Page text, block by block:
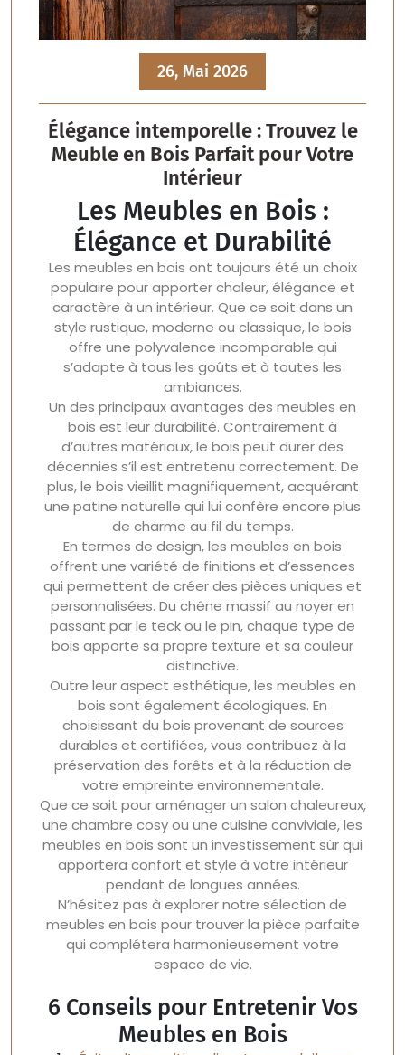
26, Mai 2026
Élégance intemporelle : Trouvez le
Meuble en Bois Parfait pour Votre
Intérieur
Les Meubles en Bois :
Élégance et Durabilité
Les meubles en bois ont toujours été un choix
populaire pour apporter chaleur, élégance et
caractère à un intérieur. Que ce soit dans un
style rustique, moderne ou classique, le bois
offre une polyvalence incomparable qui
s’adapte à tous les goûts et à toutes les
ambiances.
Un des principaux avantages des meubles en
bois est leur durabilité. Contrairement à
d’autres matériaux, le bois peut durer des
décennies s’il est entretenu correctement. De
plus, le bois vieillit magnifiquement, acquérant
une patine naturelle qui lui confère encore plus
de charme au fil du temps.
En termes de design, les meubles en bois
offrent une variété de finitions et d’essences
qui permettent de créer des pièces uniques et
personnalisées. Du chêne massif au noyer en
passant par le teck ou le pin, chaque type de
bois apporte sa propre texture et sa couleur
distinctive.
Outre leur aspect esthétique, les meubles en
bois sont également écologiques. En
choisissant du bois provenant de sources
durables et certifiées, vous contribuez à la
préservation des forêts et à la réduction de
votre empreinte environnementale.
Que ce soit pour aménager un salon chaleureux,
une chambre cosy ou une cuisine conviviale, les
meubles en bois sont un investissement sûr qui
apportera confort et style à votre intérieur
pendant de longues années.
N’hésitez pas à explorer notre sélection de
meubles en bois pour trouver la pièce parfaite
qui complétera harmonieusement votre
espace de vie.
6 Conseils pour Entretenir Vos
Meubles en Bois